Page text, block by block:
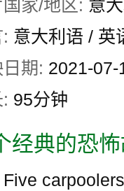
家/地区: 意
意大利语 / 英
日期: 2021-07-
95分钟
经典的恐
carpoolers